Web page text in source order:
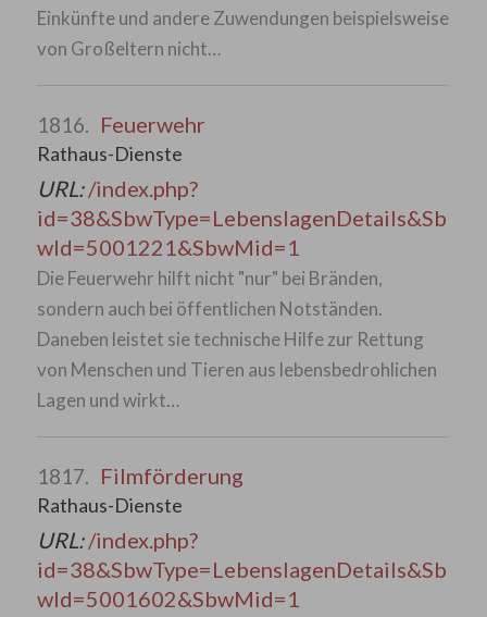
Einkünfte und andere Zuwendungen beispielsweise
von Großeltern nicht…
1816. Feuerwehr
Rathaus-Dienste
URL:/index.php?
id=38&SbwType=LebenslagenDetails&Sb
wId=5001221&SbwMid=1
Die Feuerwehr hilft nicht "nur" bei Bränden,
sondern auch bei öffentlichen Notständen.
Daneben leistet sie technische Hilfe zur Rettung
von Menschen und Tieren aus lebensbedrohlichen
Lagen und wirkt…
1817. Filmförderung
Rathaus-Dienste
URL:/index.php?
id=38&SbwType=LebenslagenDetails&Sb
wId=5001602&SbwMid=1